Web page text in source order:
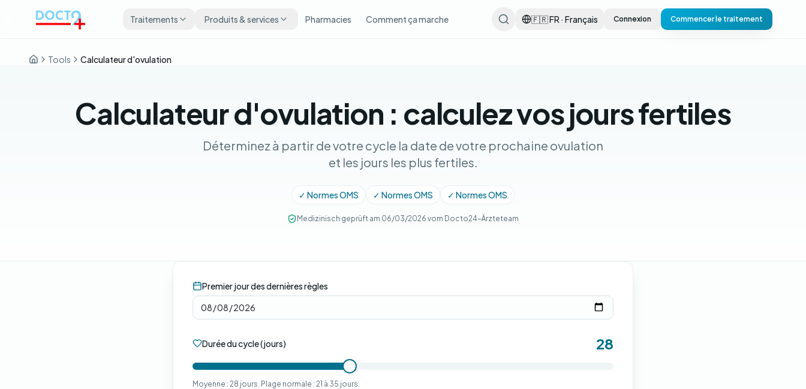
Traitements
Produits & services Pharmacies Comment ça marche 🇫🇷 FR · Français Connexion Commencer le traitement
AccueilTools Calculateur d'ovulation
Calculateur d'ovulation : calculez vos jours fertiles
Déterminez à partir de votre cycle la date de votre prochaine ovulation
et les jours les plus fertiles.
✓ Normes OMS ✓ Normes OMS ✓ Normes OMS
Medizinisch geprüft am 06/03/2026 vom Docto24-Ärzteteam
Premier jour des dernières règles
Durée du cycle (jours) 28
Moyenne : 28 jours. Plage normale : 21 à 35 jours.